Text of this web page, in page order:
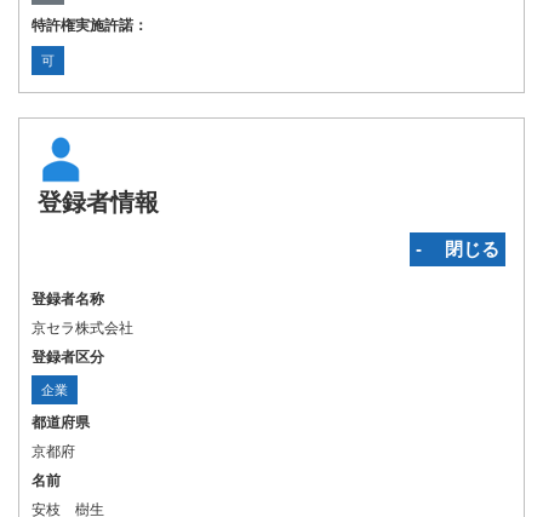
特許権実施許諾：
可
登録者情報
‐ 閉じる
登録者名称
京セラ株式会社
登録者区分
企業
都道府県
京都府
名前
安枝 樹生